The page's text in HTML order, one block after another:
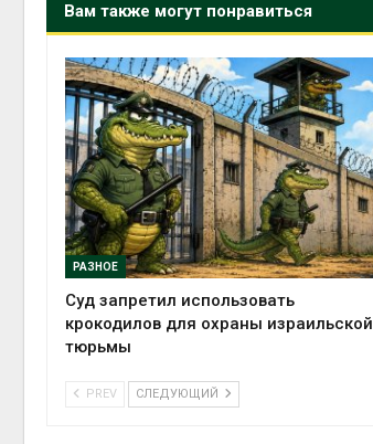
Вам также могут понравиться
РАЗНОЕ
Суд запретил использовать
крокодилов для охраны израильской
тюрьмы
PREV СЛЕДУЮЩИЙ